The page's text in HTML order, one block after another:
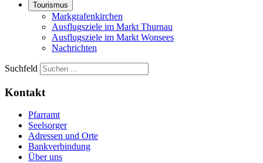
Tourismus
Markgrafenkirchen
Ausflugsziele im Markt Thurnau
Ausflugsziele im Markt Wonsees
Nachrichten
Suchfeld
Kontakt
Pfarramt
Seelsorger
Adressen und Orte
Bankverbindung
Über uns